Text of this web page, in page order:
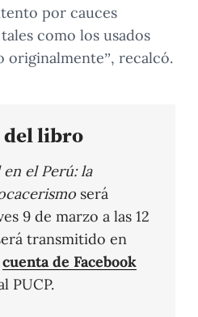
por cauces
como los usados
originalmente”, recalcó.
del libro
el Perú: la
será
9 de marzo a las 12
transmitido en
cuenta de Facebook
PUCP.